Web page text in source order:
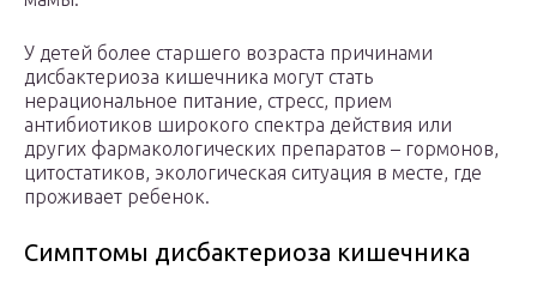
У детей более старшего возраста причинами
дисбактериоза кишечника могут стать
нерациональное питание, стресс, прием
антибиотиков широкого спектра действия или
других фармакологических препаратов – гормонов,
цитостатиков, экологическая ситуация в месте, где
проживает ребенок.
Симптомы дисбактериоза кишечника